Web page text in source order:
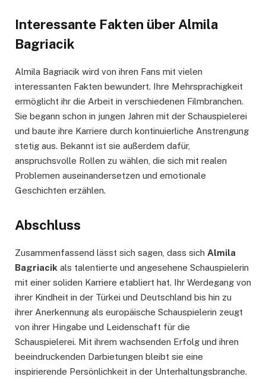
Interessante Fakten über Almila
Bagriacik
Almila Bagriacik wird von ihren Fans mit vielen
interessanten Fakten bewundert. Ihre Mehrsprachigkeit
ermöglicht ihr die Arbeit in verschiedenen Filmbranchen.
Sie begann schon in jungen Jahren mit der Schauspielerei
und baute ihre Karriere durch kontinuierliche Anstrengung
stetig aus. Bekannt ist sie außerdem dafür,
anspruchsvolle Rollen zu wählen, die sich mit realen
Problemen auseinandersetzen und emotionale
Geschichten erzählen.
Abschluss
Zusammenfassend lässt sich sagen, dass sich Almila
Bagriacik als talentierte und angesehene Schauspielerin
mit einer soliden Karriere etabliert hat. Ihr Werdegang von
ihrer Kindheit in der Türkei und Deutschland bis hin zu
ihrer Anerkennung als europäische Schauspielerin zeugt
von ihrer Hingabe und Leidenschaft für die
Schauspielerei. Mit ihrem wachsenden Erfolg und ihren
beeindruckenden Darbietungen bleibt sie eine
inspirierende Persönlichkeit in der Unterhaltungsbranche.